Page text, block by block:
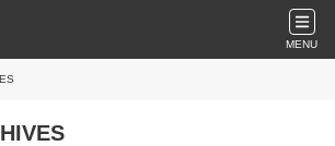
MENU